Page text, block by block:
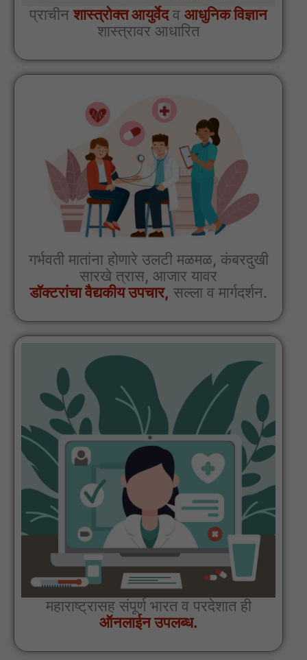
प्राचीन शास्त्रोक्त आयुर्वेदव आधुनिक विज्ञान
शास्त्रावर आधारित
गर्भवती मातांना होणारे उलटी मळमळ, कंबरदुखी
सारखे त्रास, आजार यावर
डॉक्टरांचा वैद्यकीय उपचार, सल्ला व मार्गदर्शन.
महाराष्ट्रासह संपूर्ण भारत व परदेशात ही
ऑनलाईन उपलब्ध.